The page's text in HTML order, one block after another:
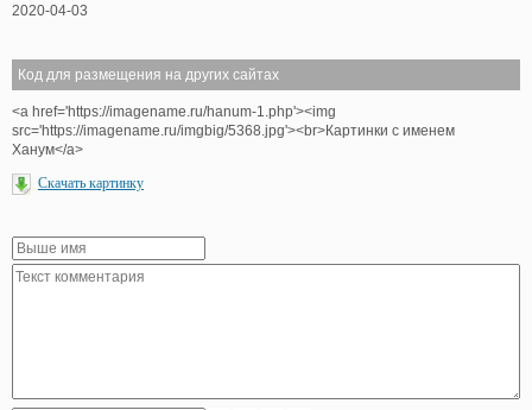
2020-04-03
Код для размещения на других сайтах
<a href='https://imagename.ru/hanum-1.php'><img
src='https://imagename.ru/imgbig/5368.jpg'><br>Картинки с именем
Ханум</a>
Скачать картинку